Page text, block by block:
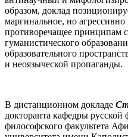
образом, доклад
маргинальное, но
противоречащее принципам
гуманистического
образовательного
и неоязыческой пропаганды.
В дистанционном докладе
докторанта кафедры
философского факультета